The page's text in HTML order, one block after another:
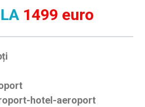
1499 euro
hotel-aeroport